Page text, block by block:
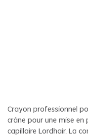
Crayon professionnel
crâne pour une mise
capillaire Lordhair. La